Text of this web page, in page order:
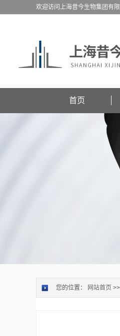
欢迎访问上海昔今生物集团有限
首页
您的位置： 网站首页 >>